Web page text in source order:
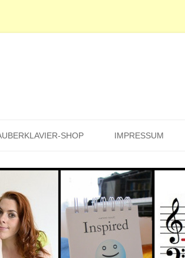
Inhalt
SHOP IMPRESSUM